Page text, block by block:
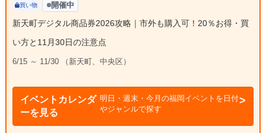
買い物 開催中
新天町デジタル商品券2026攻略｜市外も購入可！20％お得・買
い方と11月30日の注意点
6/15 ～ 11/30 （新天町、中央区）
イベントカレンダ
ーを見る
明日・週末・今月の福岡イベントを日付
やジャンルで探す